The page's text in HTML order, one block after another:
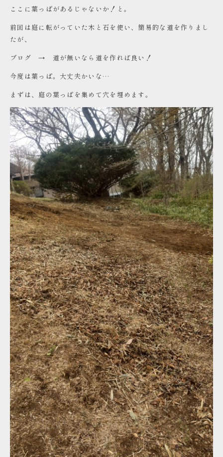
ここに葉っぱがあるじゃないか！と。
前回は庭に転がっていた木と石を使い、簡易的な道を作りまし
たが、
ブログ → 道が無いなら道を作れば良い！
今度は葉っぱ。大丈夫かいな…
まずは、庭の葉っぱを集めて穴を埋めます。